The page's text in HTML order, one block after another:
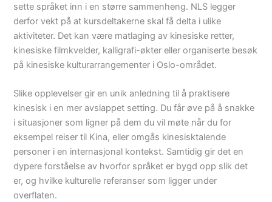
sette språket inn i en større sammenheng. NLS legger
derfor vekt på at kursdeltakerne skal få delta i ulike
aktiviteter. Det kan være matlaging av kinesiske retter,
kinesiske filmkvelder, kalligrafi-økter eller organiserte besøk
på kinesiske kulturarrangementer i Oslo-området.
Slike opplevelser gir en unik anledning til å praktisere
kinesisk i en mer avslappet setting. Du får øve på å snakke
i situasjoner som ligner på dem du vil møte når du for
eksempel reiser til Kina, eller omgås kinesisktalende
personer i en internasjonal kontekst. Samtidig gir det en
dypere forståelse av hvorfor språket er bygd opp slik det
er, og hvilke kulturelle referanser som ligger under
overflaten.